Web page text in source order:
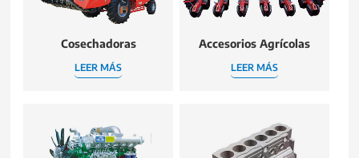
Cosechadoras
LEER MÁS
Accesorios Agrícolas
LEER MÁS